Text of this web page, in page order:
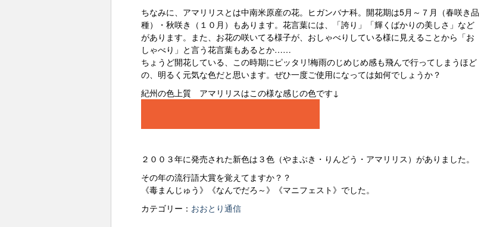
ちなみに、アマリリスとは中南米原産の花。ヒガンバナ科。開花期は5月～７月（春咲き品
種）・秋咲き（１０月）もあります。花言葉には、「誇り」「輝くばかりの美しさ」など
があります。また、お花の咲いてる様子が、おしゃべりしている様に見えることから「お
しゃべり」と言う花言葉もあるとか……
ちょうど開花している、この時期にピッタリ!梅雨のじめじめ感も飛んで行ってしまうほど
の、明るく元気な色だと思います。ぜひ一度ご使用になっては如何でしょうか？
紀州の色上質 アマリリスはこの様な感じの色です↓
２００３年に発売された新色は３色（やまぶき・りんどう・アマリリス）がありました。
その年の流行語大賞を覚えてますか？？
《毒まんじゅう》《なんでだろ～》《マニフェスト》でした。
カテゴリー： おおとり通信